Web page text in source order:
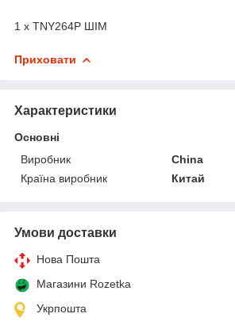
1 x TNY264P ШІМ
Приховати
Характеристики
Основні
Виробник
China
Країна виробник
Китай
Умови доставки
Нова Пошта
Магазини Rozetka
Укрпошта